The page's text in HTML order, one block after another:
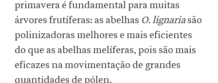
primavera é fundamental para muitas
árvores frutíferas: as abelhas O. lignaria são
polinizadoras melhores e mais eficientes
do que as abelhas melíferas, pois são mais
eficazes na movimentação de grandes
quantidades de pólen.